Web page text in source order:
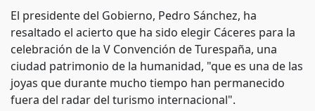
El presidente del Gobierno, Pedro Sánchez, ha
resaltado el acierto que ha sido elegir Cáceres para la
celebración de la V Convención de Turespaña, una
ciudad patrimonio de la humanidad, "que es una de las
joyas que durante mucho tiempo han permanecido
fuera del radar del turismo internacional".